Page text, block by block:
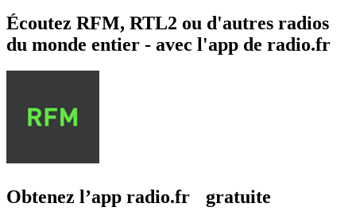
Écoutez RFM, RTL2 ou d'autres radios
du monde entier - avec l'app de radio.fr
Obtenez l’app radio.fr gratuite